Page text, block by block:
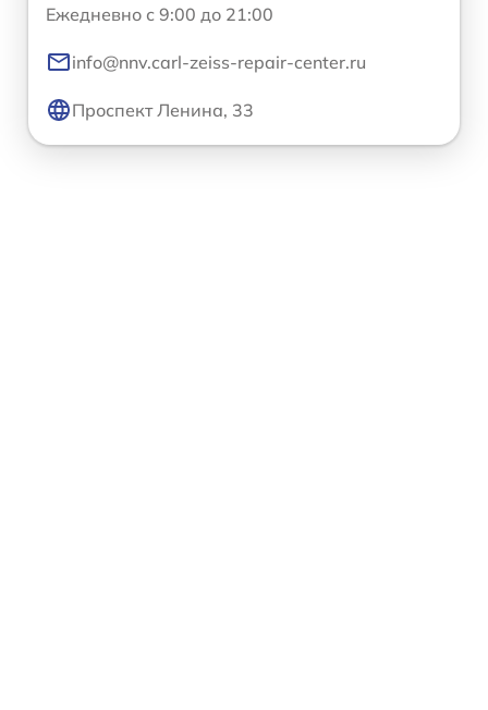
Ежедневно с 9:00 до 21:00
info@nnv.carl-zeiss-repair-center.ru
Проспект Ленина, 33